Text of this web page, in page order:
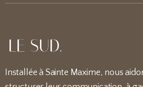
Installée à Sainte Maxime, nous